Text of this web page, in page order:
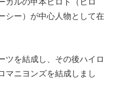
シー）が中心人物として在
ツを結成し、その後ハイロ
マニヨンズを結成しまし